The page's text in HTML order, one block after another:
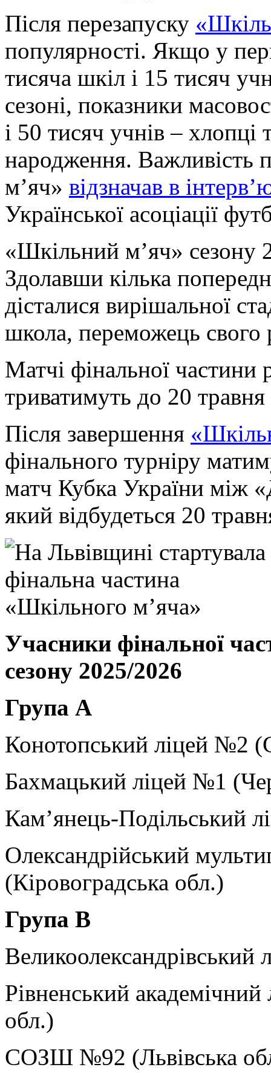
Після перезапуску
популярності. Якщо у
тисяча шкіл і 15 тисяч
сезоні, показники
і 50 тисяч учнів – хлопці
народження. Важливість
м’яч» відзначав в
Української асоціації
«Шкільний м’яч» сезону
Здолавши кілька
дісталися вирішальної
школа, переможець свого
Матчі фінальної частини
триватимуть до 20
Після завершення
фінального турніру
матч Кубка України між
який відбудеться 20
Учасники фінальної
сезону 2025/2026
Група А
Конотопський ліцей №2
Бахмацький ліцей №1
Кам’янець-Подільський
Олександрійський
(Кіровоградська обл.)
Група B
Великоолександрівський
Рівненський
обл.)
СОЗШ №92 (Львівська